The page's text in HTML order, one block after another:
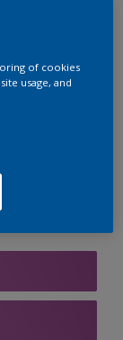
of cookies
usage, and